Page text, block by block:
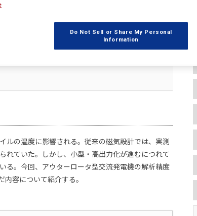
発技術部 解析・評価技術課
ルの温度に影響される。従来の磁気設計では、実測
れていた。しかし、小型・高出力化が進むにつれて
る。今回、アウターロータ型交流発電機の解析精度
容について紹介する。
Do Not Sell or Share My Personal
Information